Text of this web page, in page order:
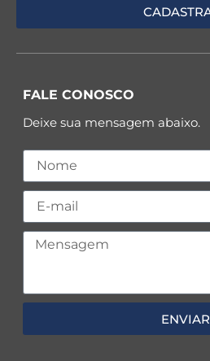
FALE CONOSCO
Deixe sua mensagem abaixo.
ENVIAR